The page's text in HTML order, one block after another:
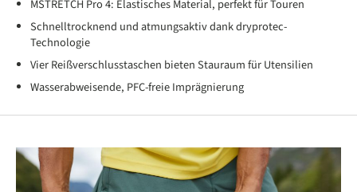
MSTRETCH Pro 4: Elastisches Material, perfekt für Touren
Schnelltrocknend und atmungsaktiv dank dryprotec-
Technologie
Vier Reißverschlusstaschen bieten Stauraum für Utensilien
Wasserabweisende, PFC-freie Imprägnierung
Produktgalerie überspringen